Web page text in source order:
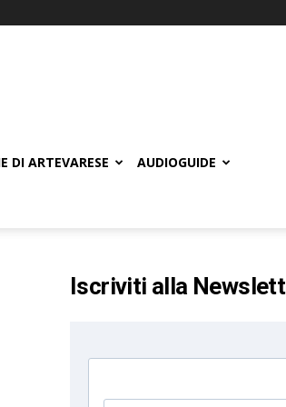
DI ARTEVARESE AUDIOGUIDE
Iscriviti alla